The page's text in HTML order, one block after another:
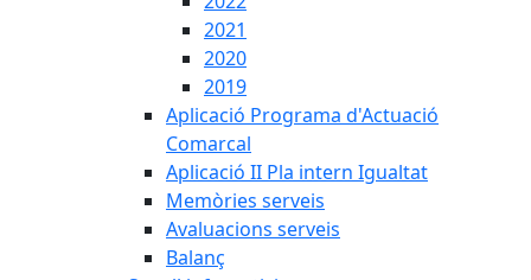
2021
2020
2019
Aplicació Programa d'Actuació
Comarcal
Aplicació II Pla intern Igualtat
Memòries serveis
Avaluacions serveis
Balanç